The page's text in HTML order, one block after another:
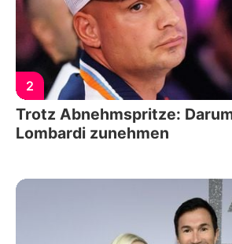
2
Trotz Abnehmspritze:
Lombardi zunehmen